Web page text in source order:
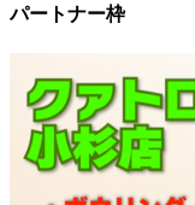
パートナー枠